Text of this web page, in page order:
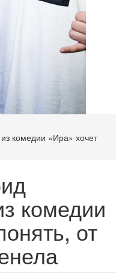
комедии «Ира» хочет
комедии
от